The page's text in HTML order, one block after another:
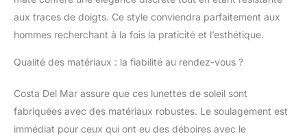
énergie (HEV),
augmentant les
bleus, tout en filtrant
Performance durable :
revêtement mural C, les
lunettes de soleil Costa
aux traces de doigts. Ce style conviendra parfaitement aux
hommes recherchant à la fois la praticité et l’esthétique.
Qualité des matériaux : la fiabilité au rendez-vous ?
Costa Del Mar assure que ces lunettes de soleil sont
fabriquées avec des matériaux robustes. Le soulagement est
immédiat pour ceux qui ont eu des déboires avec le